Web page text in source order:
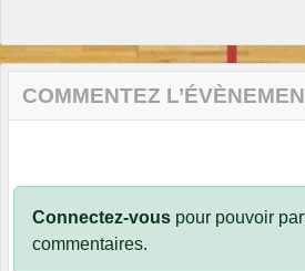
COMMENTEZ
Connectez-vous pour pouvoir
commentaires.